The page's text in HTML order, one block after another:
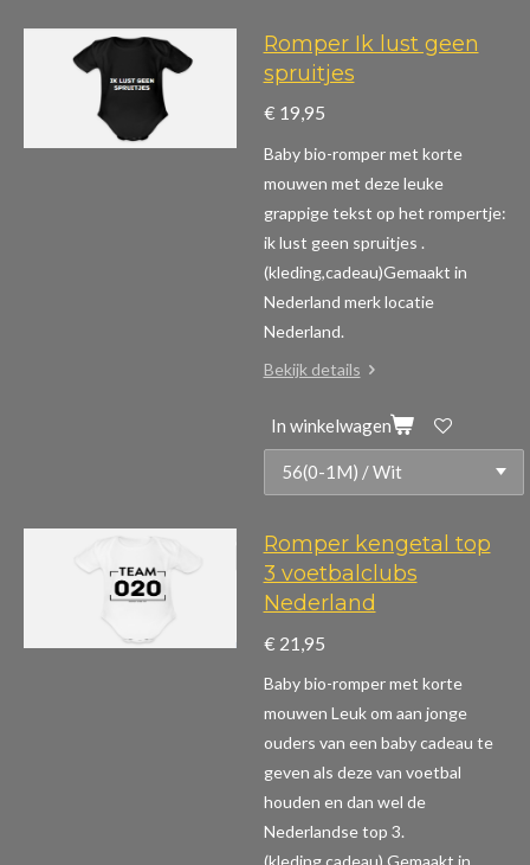
Romper Ik lust geen
spruitjes
€ 19,95
Baby bio-romper met korte
mouwen met deze leuke
grappige tekst op het rompertje:
ik lust geen spruitjes .
(kleding,cadeau)Gemaakt in
Nederland merk locatie
Nederland.
Bekijk details
In winkelwagen
Romper kengetal top
3 voetbalclubs
Nederland
€ 21,95
Baby bio-romper met korte
mouwen Leuk om aan jonge
ouders van een baby cadeau te
geven als deze van voetbal
houden en dan wel de
Nederlandse top 3.